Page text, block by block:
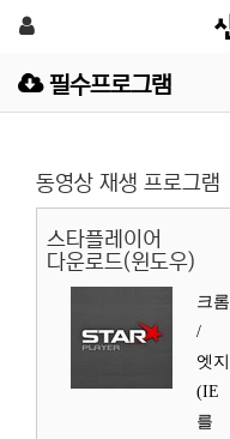
필수프로그램
동영상 재생 프로그램
스타플레이어
다운로드(윈도우)
크롬
/
엣지
(IE
를